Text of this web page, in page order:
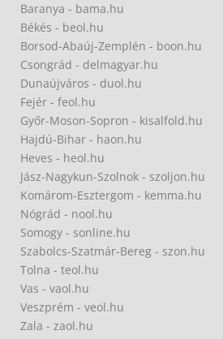
Baranya - bama.hu
Békés - beol.hu
Borsod-Abaúj-Zemplén - boon.hu
Csongrád - delmagyar.hu
Dunaújváros - duol.hu
Fejér - feol.hu
Győr-Moson-Sopron - kisalfold.hu
Hajdú-Bihar - haon.hu
Heves - heol.hu
Jász-Nagykun-Szolnok - szoljon.hu
Komárom-Esztergom - kemma.hu
Nógrád - nool.hu
Somogy - sonline.hu
Szabolcs-Szatmár-Bereg - szon.hu
Tolna - teol.hu
Vas - vaol.hu
Veszprém - veol.hu
Zala - zaol.hu